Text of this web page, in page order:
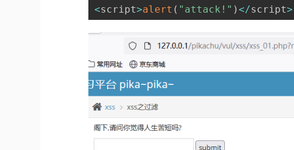
<script>alert ( "attack!" )</script>